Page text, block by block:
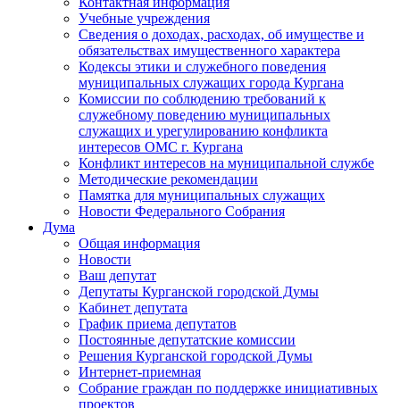
Учебные учреждения
Сведения о доходах, расходах, об имуществе и
обязательствах имущественного характера
Кодексы этики и служебного поведения
муниципальных служащих города Кургана
Комиссии по соблюдению требований к
служебному поведению муниципальных
служащих и урегулированию конфликта
интересов ОМС г. Кургана
Конфликт интересов на муниципальной службе
Методические рекомендации
Памятка для муниципальных служащих
Новости Федерального Cобрания
Дума
Общая информация
Новости
Ваш депутат
Депутаты Курганской городской Думы
Кабинет депутата
График приема депутатов
Постоянные депутатские комиссии
Решения Курганской городской Думы
Интернет-приемная
Собрание граждан по поддержке инициативных
проектов